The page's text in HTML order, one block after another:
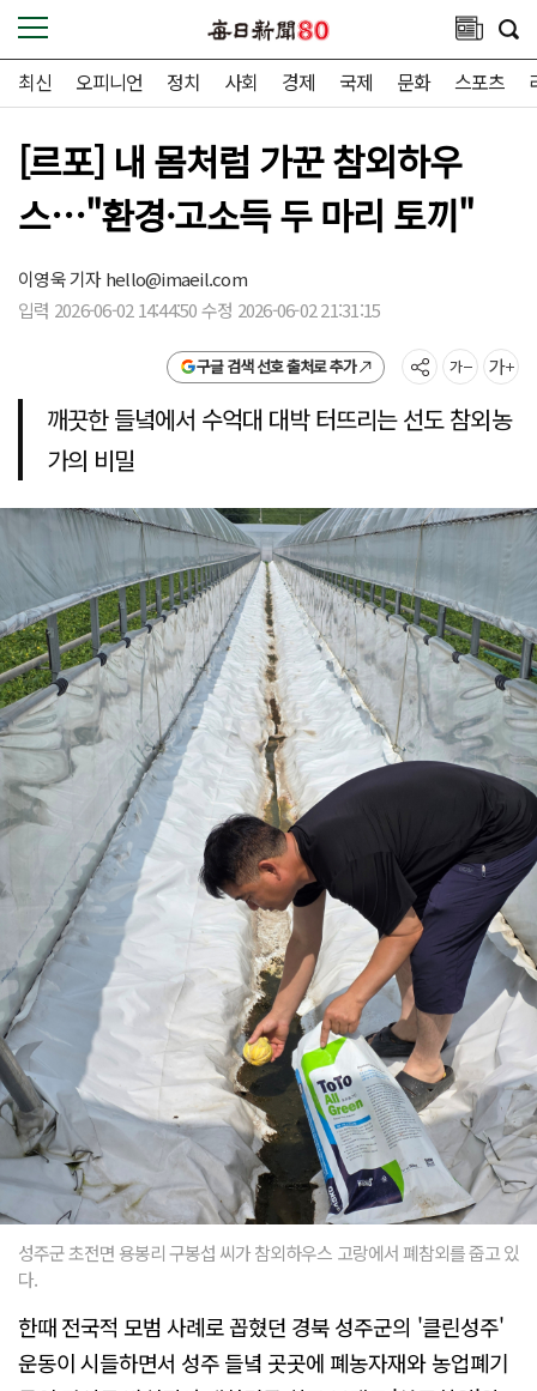
최신 오피니언 정치 사회 경제 국제 문화 스포츠
[르포] 내 몸처럼 가꾼 참외하우
스…"환경·고소득 두 마리 토끼"
이영욱 기자hello@imaeil.com
입력 2026-06-02 14:44:50 수정 2026-06-02 21:31:15
구글 검색 선호 출처로 추가
깨끗한 들녘에서 수억대 대박 터뜨리는 선도 참외농
가의 비밀
성주군 초전면 용봉리 구봉섭 씨가 참외하우스 고랑에서 폐참외를 줍고 있
다.
한때 전국적 모범 사례로 꼽혔던 경북 성주군의 '클린성주'
운동이 시들하면서 성주 들녘 곳곳에 폐농자재와 농업폐기